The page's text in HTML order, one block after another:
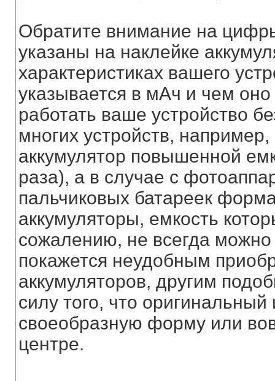
Обратите внимание на
указаны на наклейке
характеристиках вашего
указывается в мАч и чем
работать ваше устройство
многих устройств,
аккумулятор повышенной
раза), а в случае с
пальчиковых батареек
аккумуляторы, емкость
сожалению, не всегда можно
покажется неудобным
аккумуляторов, другим
силу того, что
своеобразную форму или
центре.